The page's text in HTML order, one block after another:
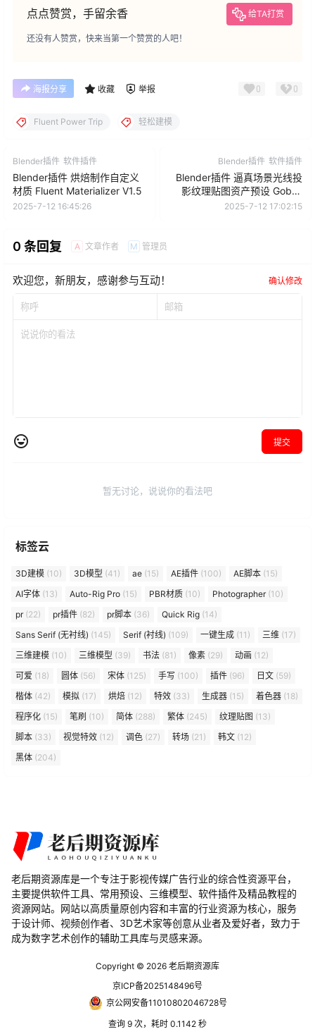
点点赞赏，手留余香 给TA打赏
还没有人赞赏，快来当第一个赞赏的人吧！
海报分享 收藏 举报 0 0
Fluent Power Trip 轻松建模
Blender插件 软件插件
Blender插件 烘焙制作自定义
材质 Fluent Materializer V1.5
2025-7-12 16:45:26
Blender插件 软件插件
Blender插件 逼真场景光线投
影纹理贴图资产预设 Gobos
Light Textures V2
2025-7-12 17:02:15
0 条回复 A 文章作者 M 管理员
欢迎您，新朋友，感谢参与互动！ 确认修改
提交
暂无讨论，说说你的看法吧
标签云
3D建模 (10) 3D模型 (41) ae (15) AE插件 (100) AE脚本 (15)
AI字体 (13) Auto-Rig Pro (15) PBR材质 (10) Photographer(10)
pr(22) pr插件 (82) pr脚本 (36) Quick Rig (14)
Sans Serif (无衬线) (145) Serif (衬线) (109) 一键生成 (11) 三维 (17)
三维建模 (10) 三维模型 (39) 书法 (81) 像素 (29) 动画 (12)
可爱 (18) 圆体 (56) 宋体 (125) 手写 (100) 插件 (96) 日文 (59)
楷体 (42) 模拟 (17) 烘焙 (12) 特效 (33) 生成器 (15) 着色器 (18)
程序化 (15) 笔刷 (10) 简体 (288) 繁体 (245) 纹理贴图 (13)
脚本 (33) 视觉特效 (12) 调色 (27) 转场 (21) 韩文 (12)
黑体 (204)
老后期资源库是一个专注于影视传媒广告行业的综合性资源平台，
主要提供软件工具、常用预设、三维模型、软件插件及精品教程的
资源网站。网站以高质量原创内容和丰富的行业资源为核心，服务
于设计师、视频创作者、3D艺术家等创意从业者及爱好者，致力于
成为数字艺术创作的辅助工具库与灵感来源。
Copyright © 2026 老后期资源库
京ICP备2025148496号
京公网安备11010802046728号
查询 9 次，耗时 0.1142 秒